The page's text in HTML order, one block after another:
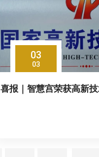
03
03
喜报｜智慧宫荣获高新